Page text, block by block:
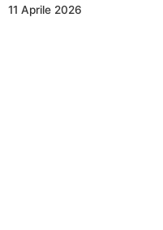
11 Aprile 2026